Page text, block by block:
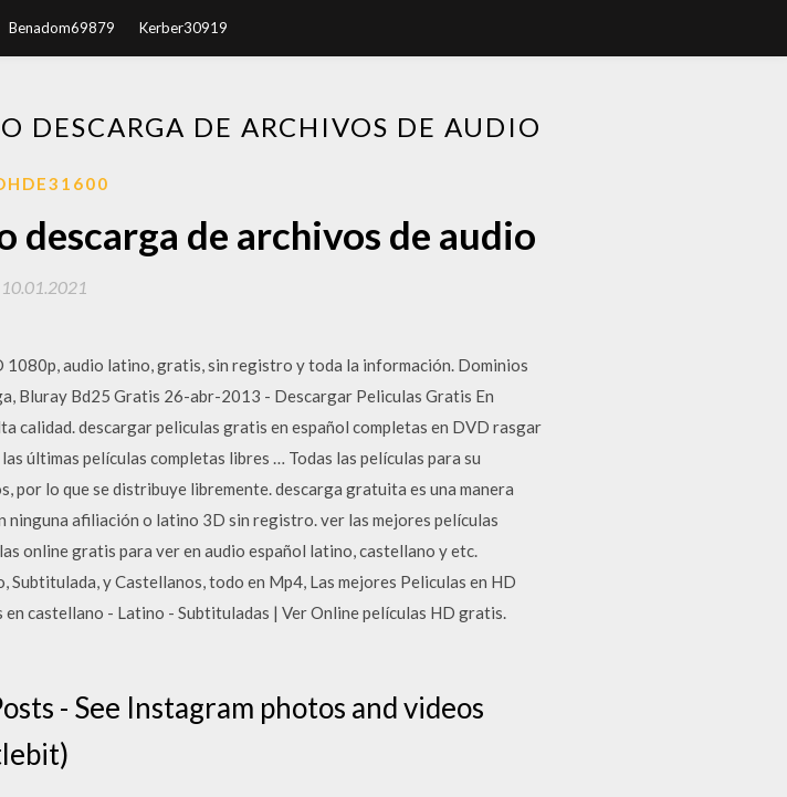
Benadom69879 Kerber30919
DESCARGA DE ARCHIVOS DE AUDIO
de archivos de audio
10.01.2021
audio latino, gratis, sin registro y toda la información. Dominios
Bluray Bd25 Gratis 26-abr-2013 - Descargar Peliculas Gratis En
calidad. descargar peliculas gratis en español completas en DVD rasgar
últimas películas completas libres … Todas las películas para su
por lo que se distribuye libremente. descarga gratuita es una manera
afiliación o latino 3D sin registro. ver las mejores películas
online gratis para ver en audio español latino, castellano y etc.
y Castellanos, todo en Mp4, Las mejores Peliculas en HD
castellano - Latino - Subtituladas | Ver Online películas HD gratis.
- See Instagram photos and videos